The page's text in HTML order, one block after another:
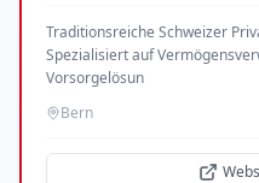
Traditionsreiche Schweizer
Spezialisiert auf
Vorsorgelösun
Bern